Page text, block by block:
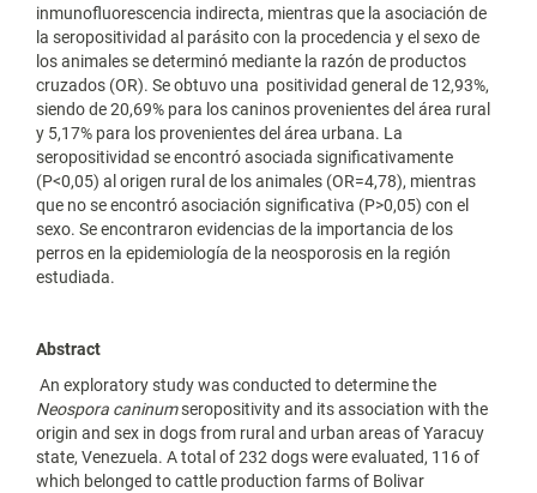
inmunofluorescencia indirecta, mientras que la asociación de
la seropositividad al parásito con la procedencia y el sexo de
los animales se determinó mediante la razón de productos
cruzados (OR). Se obtuvo una positividad general de 12,93%,
siendo de 20,69% para los caninos provenientes del área rural
y 5,17% para los provenientes del área urbana. La
seropositividad se encontró asociada significativamente
(P<0,05) al origen rural de los animales (OR=4,78), mientras
que no se encontró asociación significativa (P>0,05) con el
sexo. Se encontraron evidencias de la importancia de los
perros en la epidemiología de la neosporosis en la región
estudiada.
Abstract
An exploratory study was conducted to determine the
Neospora caninumseropositivity and its association with the
origin and sex in dogs from rural and urban areas of Yaracuy
state, Venezuela. A total of 232 dogs were evaluated, 116 of
which belonged to cattle production farms of Bolivar